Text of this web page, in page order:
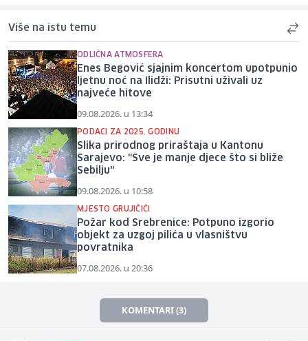
Više na istu temu
ODLIČNA ATMOSFERA
Enes Begović sjajnim koncertom upotpunio
ljetnu noć na Ilidži: Prisutni uživali uz
najveće hitove
09.08.2026. u 13:34
PODACI ZA 2025. GODINU
Slika prirodnog priraštaja u Kantonu
Sarajevo: "Sve je manje djece što si bliže
Sebilju"
09.08.2026. u 10:58
MJESTO GRUJIČIĆI
Požar kod Srebrenice: Potpuno izgorio
objekt za uzgoj pilića u vlasništvu
povratnika
07.08.2026. u 20:36
KOMENTARI (3)